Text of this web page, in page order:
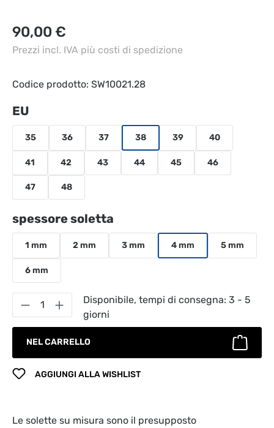
Prezzo normale:
90,00 €
Prezzi incl. IVA più costi di spedizione
Codice prodotto: SW10021.28
Seleziona
EU
35 36 37 38 39 40
41 42 43 44 45 46
47 48
Seleziona
spessore soletta
1 mm 2 mm 3 mm 4 mm 5 mm
6 mm
Quantità del prodotto: inserisci la
Disponibile, tempi di consegna: 3 - 5
giorni
NEL CARRELLO
AGGIUNGI ALLA WISHLIST
Le solette su misura sono il presupposto